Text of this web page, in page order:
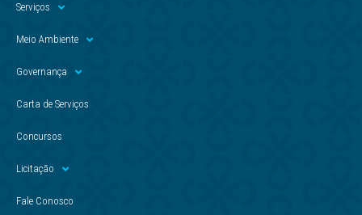
Serviços
Meio Ambiente
Governança
Carta de Serviços
Concursos
Licitação
Fale Conosco